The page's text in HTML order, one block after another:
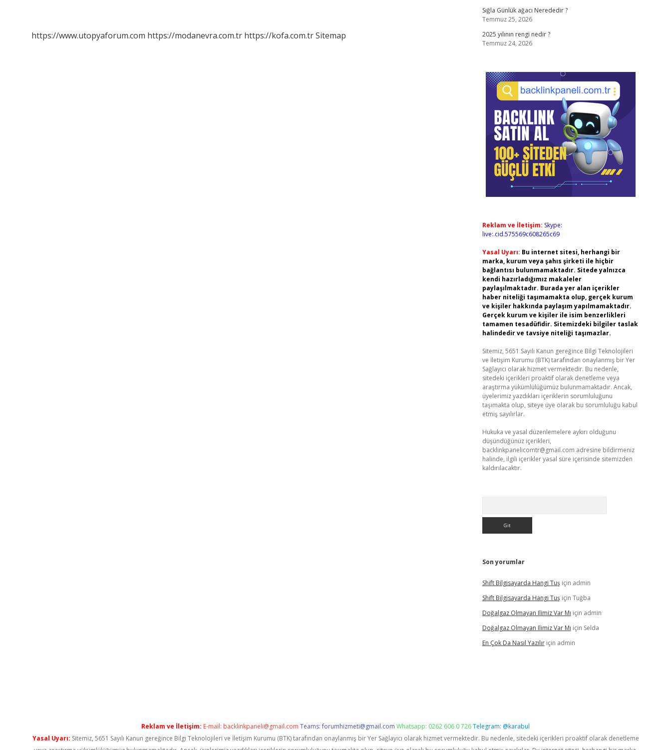
https://www.utopyaforum.com https://modanevra.com.tr https://kofa.com.trSitemap
Sığla Günlük ağacı Nerededir ?
Temmuz 25, 2026
2025 yılının rengi nedir ?
Temmuz 24, 2026
Reklam ve İletişim: Skype:
live:.cid.575569c608265c69
Yasal Uyarı: Bu internet sitesi, herhangi bir
marka, kurum veya şahıs şirketi ile hiçbir
bağlantısı bulunmamaktadır. Sitede yalnızca
kendi hazırladığımız makaleler
paylaşılmaktadır. Burada yer alan içerikler
haber niteliği taşımamakta olup, gerçek kurum
ve kişiler hakkında paylaşım yapılmamaktadır.
Gerçek kurum ve kişiler ile isim benzerlikleri
tamamen tesadüfidir. Sitemizdeki bilgiler taslak
halindedir ve tavsiye niteliği taşımazlar.
Sitemiz, 5651 Sayılı Kanun gereğince Bilgi Teknolojileri
ve İletişim Kurumu (BTK) tarafından onaylanmış bir Yer
Sağlayıcı olarak hizmet vermektedir. Bu nedenle,
sitedeki içerikleri proaktif olarak denetleme veya
araştırma yükümlülüğümüz bulunmamaktadır. Ancak,
üyelerimiz yazdıkları içeriklerin sorumluluğunu
taşımakta olup, siteye üye olarak bu sorumluluğu kabul
etmiş sayılırlar.
Hukuka ve yasal düzenlemelere aykırı olduğunu
düşündüğünüz içerikleri,
backlinkpanelicomtr@gmail.com adresine bildirmeniz
halinde, ilgili içerikler yasal süre içerisinde sitemizden
kaldırılacaktır.
Son yorumlar
Shift Bilgisayarda Hangi Tuşiçin admin
Shift Bilgisayarda Hangi Tuşiçin Tuğba
Doğalgaz Olmayan Ilimiz Var Mı için admin
Doğalgaz Olmayan Ilimiz Var Mı için Selda
En Çok Da Nasıl Yazılıriçin admin
Reklam ve İletişim: E-mail: backlinkpaneli@gmail.com Teams:forumhizmeti@gmail.com Whatsapp: 0262 606 0 726Telegram: @karabul
Yasal Uyarı: Sitemiz, 5651 Sayılı Kanun gereğince Bilgi Teknolojileri ve İletişim Kurumu (BTK) tarafından onaylanmış bir Yer Sağlayıcı olarak hizmet vermektedir. Bu nedenle, sitedeki içerikleri proaktif olarak denetleme